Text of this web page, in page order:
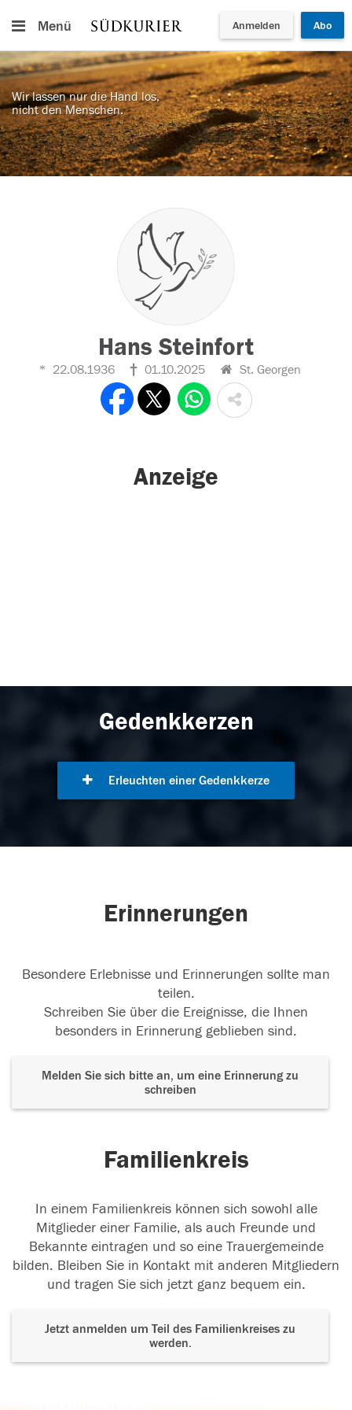
Menü Anmelden Abo
Wir lassen nur die Hand los,
nicht den Menschen.
Hans Steinfort
22.08.1936 01.10.2025 St. Georgen
Anzeige
Gedenkkerzen
Erleuchten einer Gedenkkerze
Erinnerungen
Besondere Erlebnisse und Erinnerungen sollte man
teilen.
Schreiben Sie über die Ereignisse, die Ihnen
besonders in Erinnerung geblieben sind.
Melden Sie sich bitte an, um eine Erinnerung zu
schreiben
Familienkreis
In einem Familienkreis können sich sowohl alle
Mitglieder einer Familie, als auch Freunde und
Bekannte eintragen und so eine Trauergemeinde
bilden. Bleiben Sie in Kontakt mit anderen Mitgliedern
und tragen Sie sich jetzt ganz bequem ein.
Jetzt anmelden um Teil des Familienkreises zu
werden.